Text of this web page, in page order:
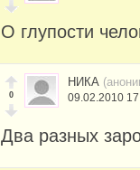
О глупости
0
НИКА
09.02.2010
Два разных